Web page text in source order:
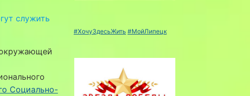
служить
Социально-
#ХочуЗдесьЖить #МойЛипецк